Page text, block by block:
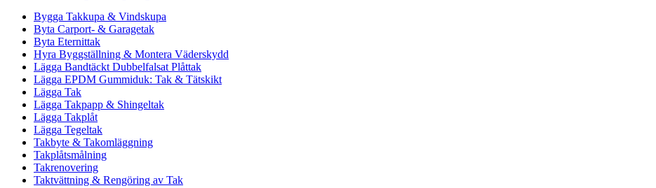
Bygga Takkupa & Vindskupa
Byta Carport- & Garagetak
Byta Eternittak
Hyra Byggställning & Montera Väderskydd
Lägga Bandtäckt Dubbelfalsat Plåttak
Lägga EPDM Gummiduk: Tak & Tätskikt
Lägga Tak
Lägga Takpapp & Shingeltak
Lägga Takplåt
Lägga Tegeltak
Takbyte & Takomläggning
Takplåtsmålning
Takrenovering
Taktvättning & Rengöring av Tak